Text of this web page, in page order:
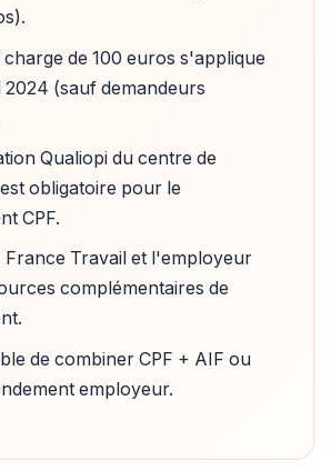
charge de 100 euros s'applique
2024 (sauf demandeurs
Qualiopi du centre de
obligatoire pour le
CPF.
France Travail et l'employeur
complémentaires de
de combiner CPF + AIF ou
employeur.